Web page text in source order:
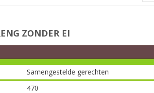
ZONDER EI
Samengestelde gerechten
470